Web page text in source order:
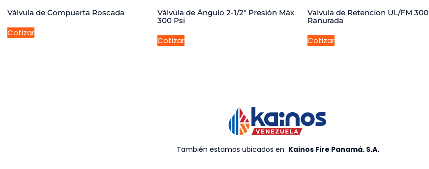
Válvula de Compuerta Roscada
Cotizar
Válvula de Ángulo 2-1/2″ Presión Máx
300 Psi
Cotizar
Valvula de Retencion UL/FM 300
Ranurada
Cotizar
También estamos ubicados en Kainos Fire Panamá. S.A.